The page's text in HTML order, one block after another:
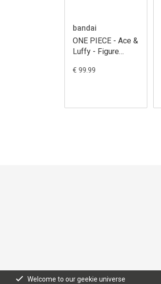
bandai
ONE PIECE - Ace &
Luffy - Figure
Memories 15cm
€ 99.99
Welcome to our geekie universe